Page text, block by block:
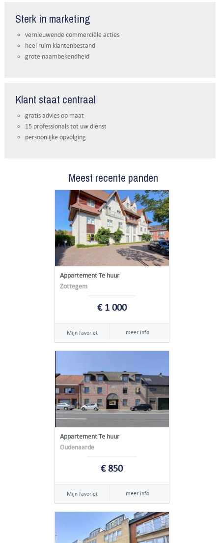
Sterk in marketing
vernieuwende commerciële acties
heel ruim klantenbestand
grote naambekendheid
Klant staat centraal
gratis advies op maat
15 professionals tot uw dienst
persoonlijke opvolging
Meest recente panden
Appartement Te huur
Zottegem
€ 1 000
Mijn favoriet meer info
Appartement Te huur
Oudenaarde
€ 850
Mijn favoriet meer info